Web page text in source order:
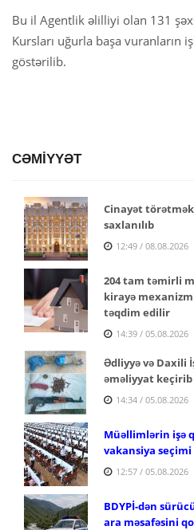
Bu il Agentlik əlilliyi olan 131
Kursları uğurla başa vuranların
göstərilib.
CƏMİYYƏT
Cinayət
saxlanılıb
12:49 / 08.08.2026
204 tam təmirli
kirayə
təqdim edilir
14:39 / 05.08.2026
Ədliyyə və Daxili
əməliyyat keçirib
14:34 / 05.08.2026
Müəllimlərin işə
vakansiya seçimi
12:57 / 05.08.2026
BDYPİ-dən
ara məsafəsini